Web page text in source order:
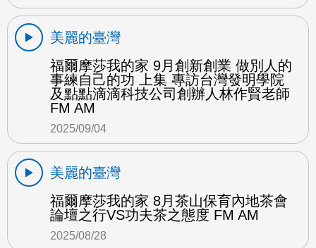
美麗的臺灣
福爾摩莎我的家 9月創新創業 做別人的
事練自己的功 上集 專訪台灣發明學院
及點點滴滴科技公司創辦人林作賢老師
FM AM
2025/09/04
美麗的臺灣
福爾摩莎我的家 8月茶山保育內地茶會
論壇之行VS功夫茶之態度 FM AM
2025/08/28